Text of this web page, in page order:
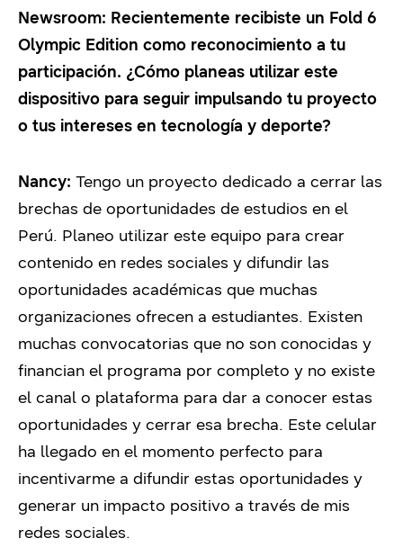
Newsroom: Recientemente recibiste un Fold 6
Olympic Edition como reconocimiento a tu
participación. ¿Cómo planeas utilizar este
dispositivo para seguir impulsando tu proyecto
o tus intereses en tecnología y deporte?
Nancy: Tengo un proyecto dedicado a cerrar las
brechas de oportunidades de estudios en el
Perú. Planeo utilizar este equipo para crear
contenido en redes sociales y difundir las
oportunidades académicas que muchas
organizaciones ofrecen a estudiantes. Existen
muchas convocatorias que no son conocidas y
financian el programa por completo y no existe
el canal o plataforma para dar a conocer estas
oportunidades y cerrar esa brecha. Este celular
ha llegado en el momento perfecto para
incentivarme a difundir estas oportunidades y
generar un impacto positivo a través de mis
redes sociales.